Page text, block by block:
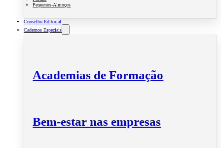
Pequenos-Almoços
Conselho Editorial
Cadernos Especiais
Academias de Formação
Bem-estar nas empresas